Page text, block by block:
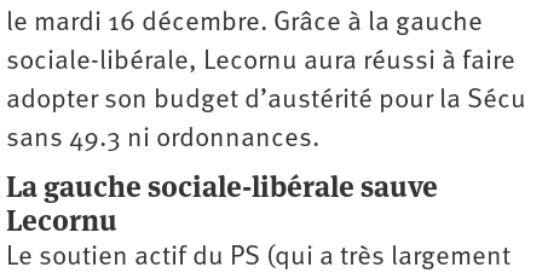
le mardi 16 décembre. Grâce à la gauche
sociale-libérale, Lecornu aura réussi à faire
adopter son budget d’austérité pour la Sécu
sans 49.3 ni ordonnances.
La gauche sociale-libérale sauve
Lecornu
Le soutien actif du PS (qui a très largement